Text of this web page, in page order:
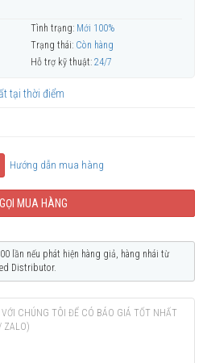
Tình trạng: Mới 100%
Trạng thái: Còn hàng
Hỗ trợ kỹ thuật: 24/7
tại thời điểm
Hướng dẫn mua hàng
GỌI MUA HÀNG
lần nếu phát hiện hàng giả, hàng nhái từ
Distributor.
CHÚNG TÔI ĐỂ CÓ BÁO GIÁ TỐT NHẤT
ZALO)